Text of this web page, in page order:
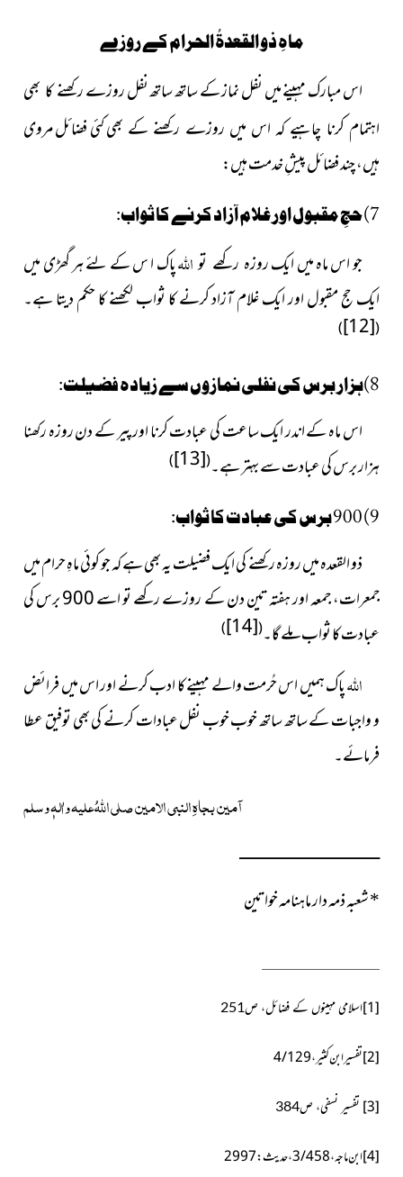
ماہِ ذو القعدۃُ الحرام کے روزے
اس مبارک مہینے میں نفل نماز کے ساتھ ساتھ نفل روزےرکھنے کا بھی
اہتمام کرنا چاہیے کہ اس میں روزے رکھنے کے بھیکئی فضائل مروی
ہیں، چند فضائل پیشِ خدمت ہیں:
7)حجِ مقبول اورغلام آزاد کرنے کا ثواب:
جو اس ماہ میں ایکروزہ رکھے تو اللہپاک ا س کے لئے ہر گھڑی میں
ایک حج مقبولاور ایک غلام آزاد کرنے کا ثواب لکھنے کا حکم دیتا ہے۔
(
[12]
)
8)ہزار برس کی نفلی نمازوں سے زیادہ فضیلت:
اس ماہ کے اندر ایک ساعت کی عبادت کرنا اور پیر کے دن روزہ رکھنا
ہزار برس کی عبادت سے بہتر ہے۔(
[13]
)
9) 900 برس کی عبادت کا ثواب:
ذو القعدہ میں روزہ رکھنے کی ایک فضیلت یہ بھی ہے کہ جو کوئی ماہِ حرام میں
جمعرات، جمعہ اور ہفتہ تین دن کے روزے رکھے تو اسے 900 برس کی
عبادت کا ثواب ملے گا۔(
[14]
)
اللہپاک ہمیں اس حُرمت والے مہینے کا ادب کرنے اور اس میں فرائض
و واجبات کے ساتھ ساتھ خوب خوب نفل عبادات کرنے کی بھی توفیق عطا
فرمائے۔
آمین بجاہِ النبی الامین صلی اللہُ علیہ واٰلہٖ وسلم
ــــــــــــــــــــــــــــــــــــــــــــــــــــــــــــــــــــــــــــــ
*شعبہ ذمہ دار ماہنامہ خواتین
[1]اسلامی مہینوں کے فضائل، ص251
[2]تفسیر ابن کثیر، 4/129
[3] تفسیر نسفی، ص384
[4]ابن ماجہ، 3/458، حدیث:2997